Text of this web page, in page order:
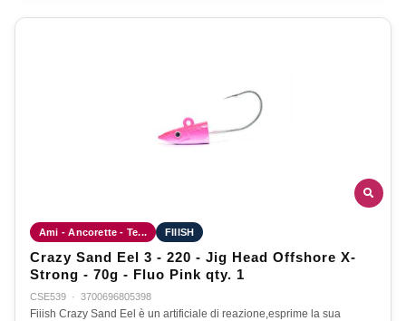
Ami - Ancorette - Te... FIIISH
Crazy Sand Eel 3 - 220 - Jig Head Offshore X-
Strong - 70g - Fluo Pink qty. 1
CSE539 · 3700696805398
Fiiish Crazy Sand Eel è un artificiale di reazione,esprime la sua